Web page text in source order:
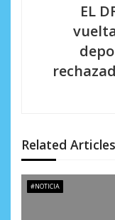
e
e
EL
Related Articles
#NOTICIA